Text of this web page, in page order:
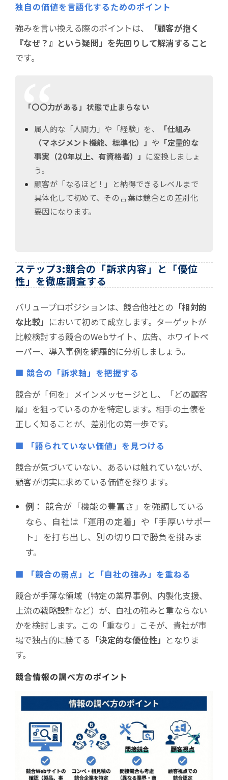
独自の価値を言語化するためのポイント
強みを言い換える際のポイントは、
「顧客が抱く
『なぜ？』という疑問」を先回りして解消すること
です。
「〇〇力がある」状態で止まらない
属人的な「人間力」や「経験」を、
「仕組み
（マネジメント機能、標準化）」 や 「定量的な
事実（20年以上、有資格者）」 に変換しましょ
う。
顧客が「なるほど！」と納得できるレベルまで
具体化して初めて、その言葉は競合との差別化
要因になります。
ステップ3:競合の「訴求内容」と「優位
性」を徹底調査する
バリュープロポジションは、競合他社との 「相対的
な比較」 において初めて成立します。ターゲットが
比較検討する競合のWebサイト、広告、ホワイトペ
ーパー、導入事例を網羅的に分析しましょう。
■ 競合の「訴求軸」を把握する
競合が「何を」メインメッセージとし、「どの顧客
層」を狙っているのかを特定します。相手の土俵を
正しく知ることが、差別化の第一歩です。
■ 「語られていない価値」を見つける
競合が気づいていない、あるいは触れていないが、
顧客が切実に求めている価値を探ります。
例： 競合が「機能の豊富さ」を強調している
なら、自社は「運用の定着」や「手厚いサポー
ト」を打ち出し、別の切り口で勝負を挑みま
す。
■ 「競合の弱点」と「自社の強み」を重ねる
競合が手薄な領域（特定の業界事例、内製化支援、
上流の戦略設計など）が、自社の強みと重ならない
かを検討します。この「重なり」こそが、貴社が市
場で独占的に勝てる 「決定的な優位性」 となりま
す。
競合情報の調べ方のポイント